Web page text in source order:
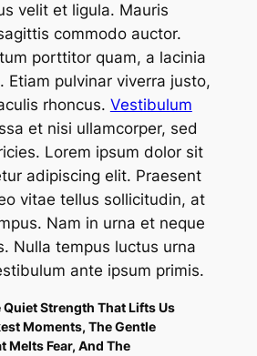
velit et ligula. Mauris
commodo auctor.
porttitor quam, a lacinia
Etiam pulvinar viverra justo,
rhoncus. Vestibulum
et nisi ullamcorper, sed
Lorem ipsum dolor sit
adipiscing elit. Praesent
vitae tellus sollicitudin, at
Nam in urna et neque
Nulla tempus luctus urna
ante ipsum primis.
Quiet Strength That Lifts Us
Moments, The Gentle
Melts Fear, And The